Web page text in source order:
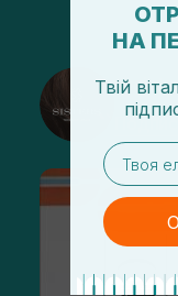
НА
Твій
email